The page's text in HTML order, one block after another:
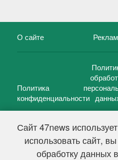
Сайт 47news
использовать сайт,
обработку данных
О сайте
Политика
конфиденциальности
47 новостей (47 news)2005 —
Свидетельство о регистрации